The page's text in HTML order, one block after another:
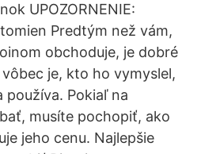
UPOZORNENIE:
Predtým než vám,
obchoduje, je dobré
je, kto ho vymyslel,
používa. Pokiaľ na
musíte pochopiť, ako
jeho cenu. Najlepšie